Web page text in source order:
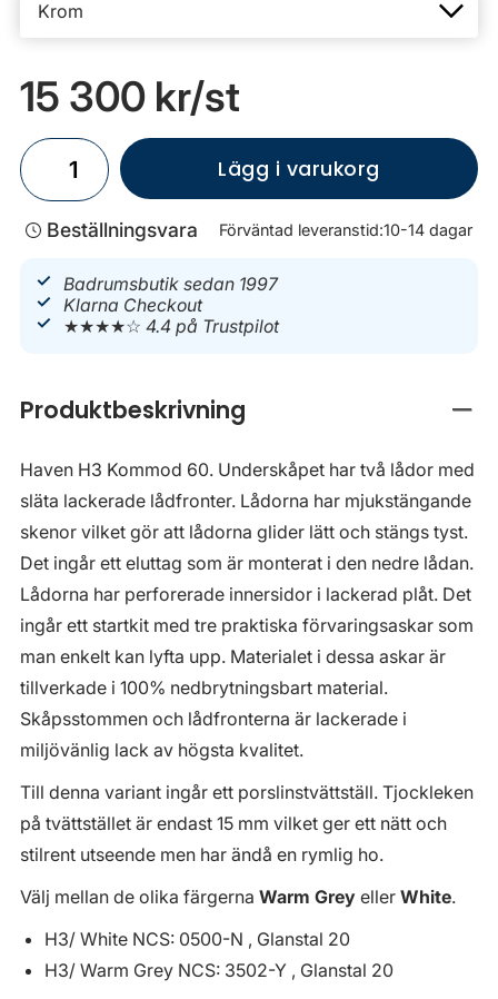
15 300 kr/st
Lägg i varukorg
Beställningsvara Förväntad leveranstid:10-14 dagar
Badrumsbutik sedan 1997
Klarna Checkout
★★★★☆4.4 på Trustpilot
Produktbeskrivning
Haven H3 Kommod 60. Underskåpet har två lådor med
släta lackerade lådfronter. Lådorna har mjukstängande
skenor vilket gör att lådorna glider lätt och stängs tyst.
Det ingår ett eluttag som är monterat i den nedre lådan.
Lådorna har perforerade innersidor i lackerad plåt. Det
ingår ett startkit med tre praktiska förvaringsaskar som
man enkelt kan lyfta upp. Materialet i dessa askar är
tillverkade i 100% nedbrytningsbart material.
Skåpsstommen och lådfronterna är lackerade i
miljövänlig lack av högsta kvalitet.
Till denna variant ingår ett porslinstvättställ. Tjockleken
på tvättstället är endast 15 mm vilket ger ett nätt och
stilrent utseende men har ändå en rymlig ho.
Välj mellan de olika färgerna Warm Grey eller White.
H3/ White NCS: 0500-N , Glanstal 20
H3/ Warm Grey NCS: 3502-Y , Glanstal 20